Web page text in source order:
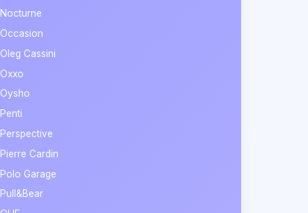
Nocturne
Occasion
Oleg Cassini
Oxxo
Oysho
Penti
Perspective
Pierre Cardin
Polo Garage
Pull&Bear